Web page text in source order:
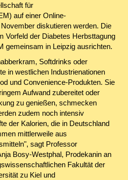
für
auf einer Online-
diskutieren werden. Die
Vorfeld der Diabetes Herbsttagung
gemeinsam in Leipzig ausrichten.
Softdrinks oder
in westlichen Industrienationen
und Convenience-Produkten. Sie
Aufwand zubereitet oder
zu genießen, schmecken
zudem noch intensiv
der Kalorien, die in Deutschland
mittlerweile aus
sagt Professor
Bosy-Westphal, Prodekanin an
Fakultät der
zu Kiel und